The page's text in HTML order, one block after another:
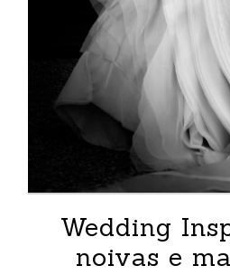
Wedding
noivas e